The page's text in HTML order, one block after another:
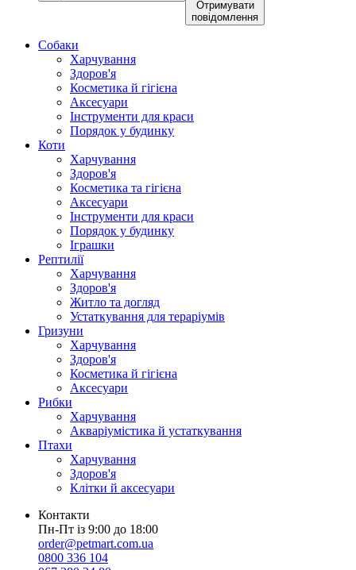
Отримувати
повідомлення
Собаки
Харчування
Здоров'я
Косметика й гігієна
Аксесуари
Інструменти для краси
Порядок у будинку
Коти
Харчування
Здоров'я
Косметика та гігієна
Аксесуари
Інструменти для краси
Порядок у будинку
Іграшки
Рептилії
Харчування
Здоров'я
Житло та догляд
Устаткування для тераріумів
Гризуни
Харчування
Здоров'я
Косметика й гігієна
Аксесуари
Рибки
Харчування
Акваріумістика й устаткування
Птахи
Харчування
Здоров'я
Клітки й аксесуари
Контакти
Пн-Пт із 9:00 до 18:00
order@petmart.com.ua
0800 336 104